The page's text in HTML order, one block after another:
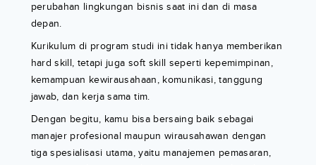
perubahan lingkungan bisnis saat ini dan di masa
depan.
Kurikulum di program studi ini tidak hanya memberikan
hard skill, tetapi juga soft skill seperti kepemimpinan,
kemampuan kewirausahaan, komunikasi, tanggung
jawab, dan kerja sama tim.
Dengan begitu, kamu bisa bersaing baik sebagai
manajer profesional maupun wirausahawan dengan
tiga spesialisasi utama, yaitu manajemen pemasaran,